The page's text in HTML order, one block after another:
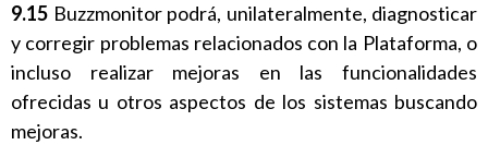
9.15 Buzzmonitor podrá, unilateralmente, diagnosticar
y corregir problemas relacionados con la Plataforma, o
incluso realizar mejoras en las funcionalidades
ofrecidas u otros aspectos de los sistemas buscando
mejoras.